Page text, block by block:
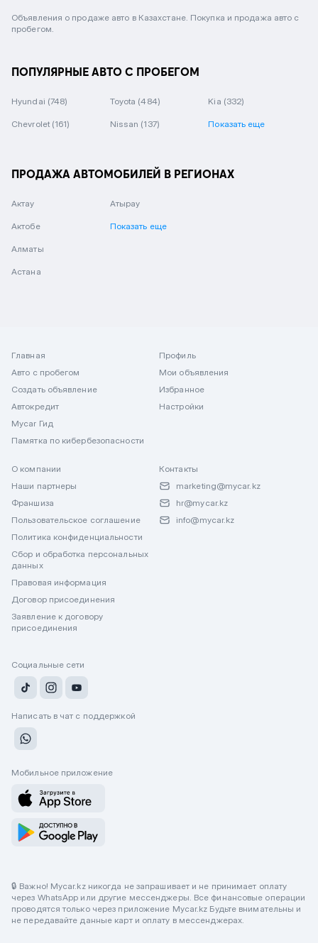
Объявления о продаже авто в Казахстане. Покупка и продажа авто с
пробегом.
ПОПУЛЯРНЫЕ АВТО С ПРОБЕГОМ
Hyundai (748) Toyota (484) Kia (332)
Chevrolet (161) Nissan (137) Показать еще
ПРОДАЖА АВТОМОБИЛЕЙ В РЕГИОНАХ
Актау
Актобе
Алматы
Астана
Атырау
Показать еще
Главная
Авто с пробегом
Создать объявление
Автокредит
Mycar Гид
Памятка по кибербезопасности
Профиль
Мои объявления
Избранное
Настройки
О компании
Наши партнеры
Франшиза
Пользовательское соглашение
Политика конфиденциальности
Сбор и обработка персональных
данных
Правовая информация
Договор присоединения
Заявление к договору
присоединения
Контакты
marketing@mycar.kz
hr@mycar.kz
info@mycar.kz
Социальные сети
Написать в чат с поддержкой
Мобильное приложение
🔒 Важно! Mycar.kz никогда не запрашивает и не принимает оплату
через WhatsApp или другие мессенджеры. Все финансовые операции
проводятся только через приложение Mycar.kz Будьте внимательны и
не передавайте данные карт и оплату в мессенджерах.